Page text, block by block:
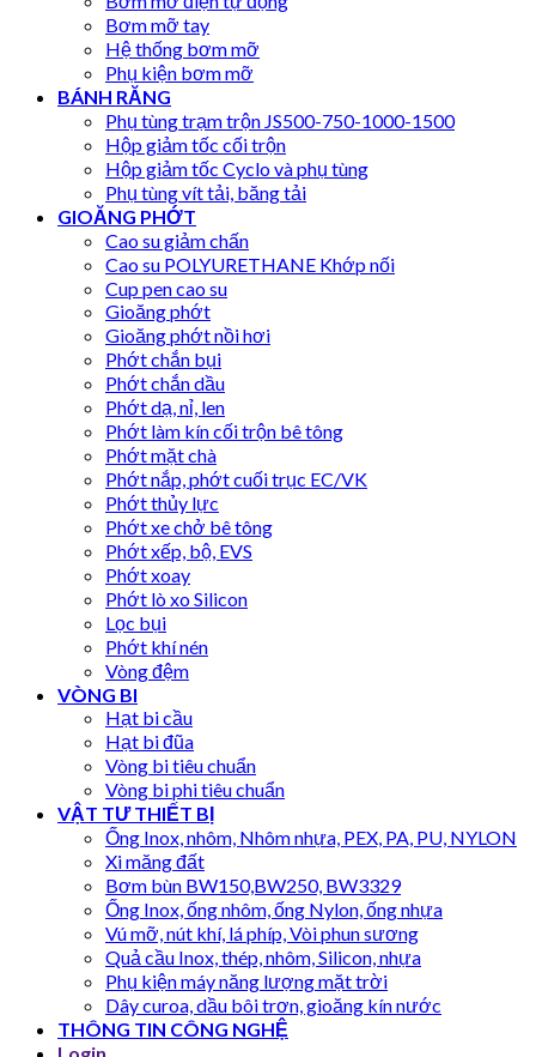
Bơm mỡ tay
Hệ thống bơm mỡ
Phụ kiện bơm mỡ
BÁNH RĂNG
Phụ tùng trạm trộn JS500-750-1000-1500
Hộp giảm tốc cối trộn
Hộp giảm tốc Cyclo và phụ tùng
Phụ tùng vít tải, băng tải
GIOĂNG PHỚT
Cao su giảm chấn
Cao su POLYURETHANE Khớp nối
Cup pen cao su
Gioăng phớt
Gioăng phớt nồi hơi
Phớt chắn bụi
Phớt chắn dầu
Phớt dạ, nỉ, len
Phớt làm kín cối trộn bê tông
Phớt mặt chà
Phớt nắp, phớt cuối trục EC/VK
Phớt thủy lực
Phớt xe chở bê tông
Phớt xếp, bộ, EVS
Phớt xoay
Phớt lò xo Silicon
Lọc bụi
Phớt khí nén
Vòng đệm
VÒNG BI
Hạt bi cầu
Hạt bi đũa
Vòng bi tiêu chuẩn
Vòng bi phi tiêu chuẩn
VẬT TƯ THIẾT BỊ
Ống Inox, nhôm, Nhôm nhựa, PEX, PA, PU, NYLON
Xi măng đất
Bơm bùn BW150,BW250, BW3329
Ống Inox, ống nhôm, ống Nylon, ống nhựa
Vú mỡ, nút khí, lá phíp, Vòi phun sương
Quả cầu Inox, thép, nhôm, Silicon, nhựa
Phụ kiện máy năng lượng mặt trời
Dây curoa, dầu bôi trơn, gioăng kín nước
THÔNG TIN CÔNG NGHỆ